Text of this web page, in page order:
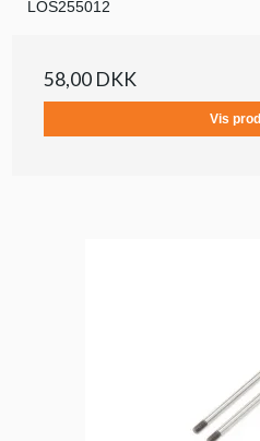
LOS255012
58,00 DKK
Vis